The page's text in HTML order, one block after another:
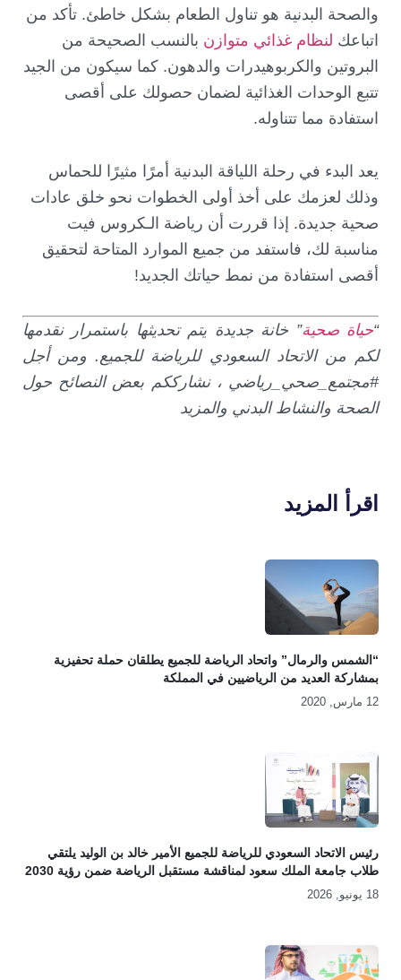
والصحة البدنية هو تناول الطعام بشكل خاطئ. تأكد من
اتباعك لنظام غذائي متوازنبالنسب الصحيحة من
البروتين والكربوهيدرات والدهون. كما سيكون من الجيد
تتبع الوحدات الغذائية لضمان حصولك على أقصى
استفادة مما تتناوله.
يعد البدء في رحلة اللياقة البدنية أمرًا مثيرًا للحماس
وذلك لعزمك على أخذ أولى الخطوات نحو خلق عادات
صحية جديدة. إذا قررت أن رياضة الـكروس فيت
مناسبة لك، فاستفد من جميع الموارد المتاحة لتحقيق
أقصى استفادة من نمط حياتك الجديد!
“حياة صحية” خانة جديدة يتم تحديثها باستمرار نقدمها
لكم من الاتحاد السعودي للرياضة للجميع. ومن أجل
#مجتمع_صحي_رياضي ، نشارككم بعض النصائح حول
الصحة والنشاط البدني والمزيد
اقرأ المزيد
“الشمس والرمال” واتحاد الرياضة للجميع يطلقان حملة تحفيزية
بمشاركة العديد من الرياضيين في المملكة
12 مارس, 2020
رئيس الاتحاد السعودي للرياضة للجميع الأمير خالد بن الوليد يلتقي
طلاب جامعة الملك سعود لمناقشة مستقبل الرياضة ضمن رؤية 2030
18 يونيو, 2026